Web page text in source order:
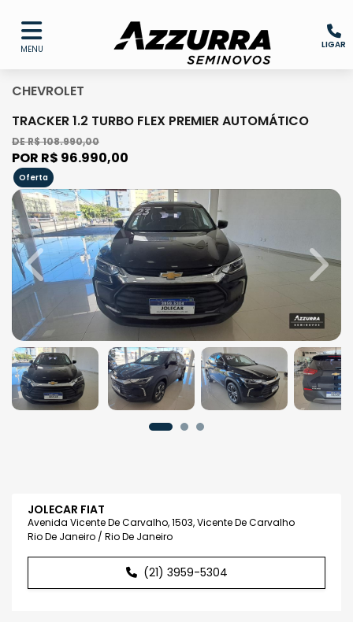
MENU LIGAR
CHEVROLET
TRACKER 1.2 TURBO FLEX PREMIER AUTOMÁTICO
DE R$ 108.990,00
POR R$ 96.990,00
Oferta
Previous Next
JOLECAR FIAT
Avenida Vicente De Carvalho, 1503, Vicente De Carvalho
Rio De Janeiro / Rio De Janeiro
(21) 3959-5304